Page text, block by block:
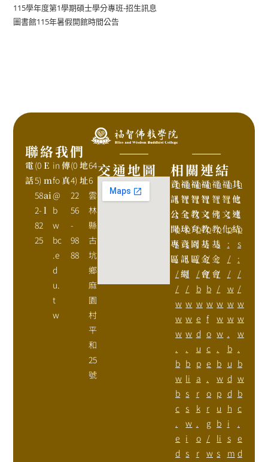
115學年度第1學期碩士學分專班-招生訊息
圖書館115年暑假開館時間公告
聯絡我們
電
話
(0
5)
58
2-
82
25
E
m
ai
l
in
fo
@
b
w
bc
.e
d
u.
t
w
傳
真
(0
4)
22
56
-
98
88
地
址
64
6
雲
林
縣
古
坑
鄉
麻
園
村
平
和
25
號
交通地圖 相關連結
資
訊
公
開
專
區
h
t
t
p
s
:
/
/
w
w
w
.
b
w
b
c
.
e
d
福
智
全
球
資
訊
網
h
t
t
p
s
:
/
/
w
w
w
.
b
li
s
s
w
i
s
福
智
教
育
園
區
h
t
t
p
:
/
/
b
w
e
d
u
p
a
r
k
.
o
r
福
智
文
教
基
金
會
h
t
t
p
:
/
/
b
w
f
o
c
e
.
o
r
g
/
w
福
智
佛
教
基
金
會
h
t
t
p
s
:
/
/
w
w
w
.
b
w
p
u
b
li
s
福
智
文
化
h
t
t
p
:
/
/
w
w
w
.
b
u
d
d
h
i
s
m
其
他
連
結
h
t
t
p
s
:
/
/
w
w
w
.
b
w
b
c
.
e
d